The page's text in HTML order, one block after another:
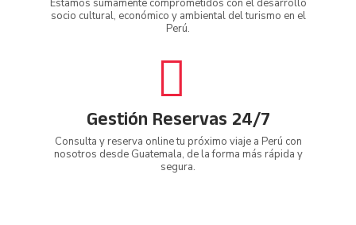
Estamos sumamente comprometidos con el desarrollo
socio cultural, económico y ambiental del turismo en el
Perú.
Gestión Reservas 24/7
Consulta y reserva online tu próximo viaje a Perú con
nosotros desde Guatemala, de la forma más rápida y
segura.